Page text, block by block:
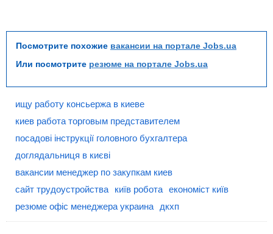
Посмотрите похожие вакансии на портале Jobs.ua
Или посмотрите резюме на портале Jobs.ua
ищу работу консьержа в киеве
киев работа торговым представителем
посадові інструкції головного бухгалтера
доглядальниця в києві
вакансии менеджер по закупкам киев
сайт трудоустройства
київ робота економіст київ
резюме офіс менеджера украина
дкхп